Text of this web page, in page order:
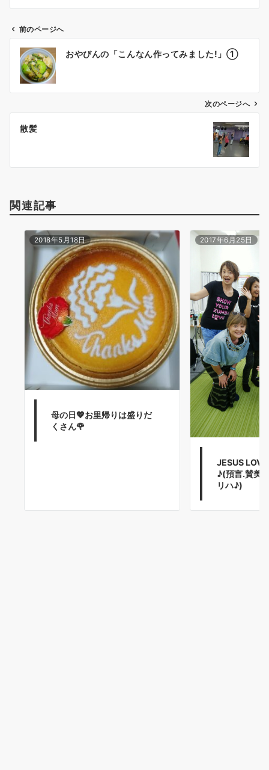
ン
前のページへ
おやびんの「こんなん作ってみました!」①
次のページへ
散髪
関連記事
2018年5月18日
母の日💖お里帰りは盛りだ
くさん🌹
2017年6月25日
JESUS
♪(預言.賛美
リハ♪)